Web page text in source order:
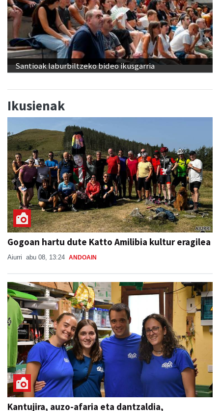
Santioak laburbiltzeko bideo ikusgarria
Ikusienak
Gogoan hartu dute Katto Amilibia kultur eragilea
Aiurri abu 08, 13:24 ANDOAIN
Kantujira, auzo-afaria eta dantzaldia,